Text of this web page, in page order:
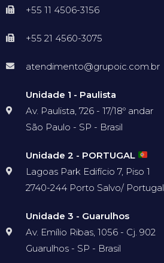
+55 11 4506-3156
+55 21 4560-3075
atendimento@grupoic.com.br
Unidade 1 - Paulista
Av. Paulista, 726 - 17/18º andar
São Paulo - SP - Brasil
Unidade 2 - PORTUGAL
Lagoas Park Edifício 7, Piso 1
2740-244 Porto Salvo/ Portugal
Unidade 3 - Guarulhos
Av. Emílio Ribas, 1056 - Cj. 902
Guarulhos - SP - Brasil